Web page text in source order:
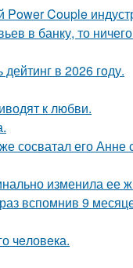
Power Couple
в банку, то
в 2026 гoду.
к любви.
сосватал его Анне
изменила ее
вспомнив 9
чeловeка.